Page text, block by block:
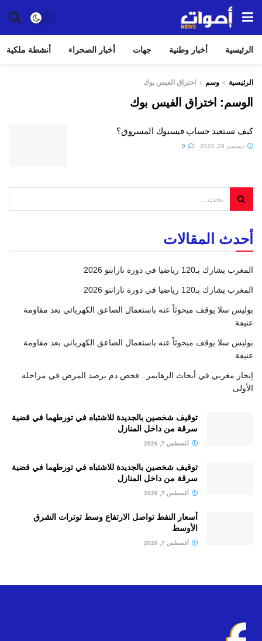
الرئيسية أخبار وطنية جهات أخبار الصحراء أنشطة ملكية
الرئيسية وسم اختراق الفيس بوك
الوسم: اختراق الفيس بوك
كيف تستعيد حساب فيسبوك المسروق؟
ديسمبر 28, 2023
أحدث المقالات
المغرب يشارك بـ120 رياضيا في دورة تارانتو 2026
المغرب يشارك بـ120 رياضيا في دورة تارانتو 2026
بوليس سلا يوقف مبحوثاً عنه باستعمال الصاعق الكهربائي بعد مقاومة
عنيفة
بوليس سلا يوقف مبحوثاً عنه باستعمال الصاعق الكهربائي بعد مقاومة
عنيفة
إنجاز مغربي في أبحاث الزهايمر.. فحص دم يرصد المرض في مراحله
الأولى
توقيف شخصين بالجديدة للاشتباه في تورطهما في قضية
سرقة من داخل المنازل
أغسطس 7, 2026
توقيف شخصين بالجديدة للاشتباه في تورطهما في قضية
سرقة من داخل المنازل
أغسطس 7, 2026
أسعار النفط تواصل الارتفاع وسط توترات الشرق
الأوسط
أغسطس 7, 2026